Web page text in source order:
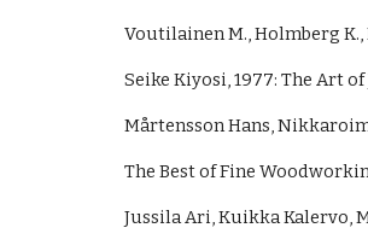
Voutilainen M., Holmberg
Seike Kiyosi, 1977: The Art
Mårtensson Hans,
The Best of Fine
Jussila Ari, Kuikka Kalervo,